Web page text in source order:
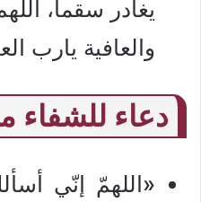
يغادر سقما،
والعافية يارب
دعاء للشفاء
«اللهمّ إنّي